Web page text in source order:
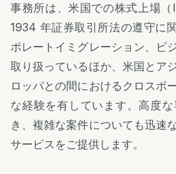
事務所は、米国での株式上場（
1934 年証券取引所法の遵守に
ポレートイミグレーション、ビ
取り扱っているほか、米国とア
ロッパとの間におけるクロスボ
な経験を有しています。高度
き、複雑な案件についても迅速
サービスをご提供します。